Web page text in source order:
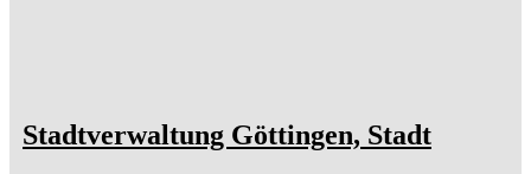
Stadtverwaltung Göttingen, Stadt